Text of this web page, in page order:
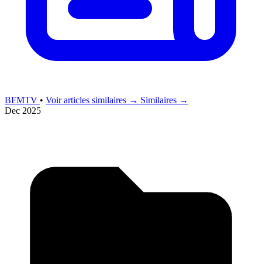
BFMTV • Voir articles similaires → Similaires →
Dec 2025